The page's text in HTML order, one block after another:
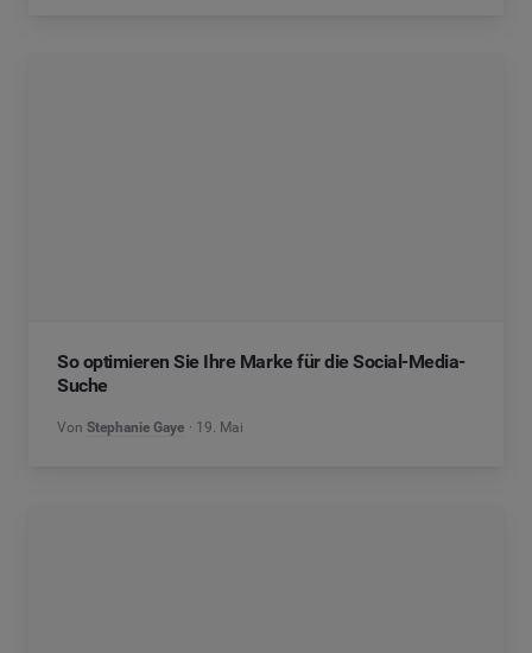
So optimieren Sie Ihre Marke für die Social-Media-
Suche
Von Stephanie Gaye 19. Mai